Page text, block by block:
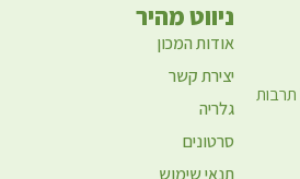
ניווט מהיר
אודות המכון
יצירת קשר
גלריה
סרטונים
תנאי שימוש